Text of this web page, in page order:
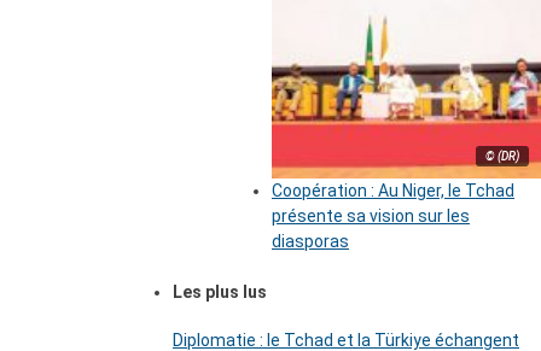
© (DR)
Coopération : Au Niger, le Tchad
présente sa vision sur les
diasporas
Les plus lus
Diplomatie : le Tchad et la Türkiye échangent